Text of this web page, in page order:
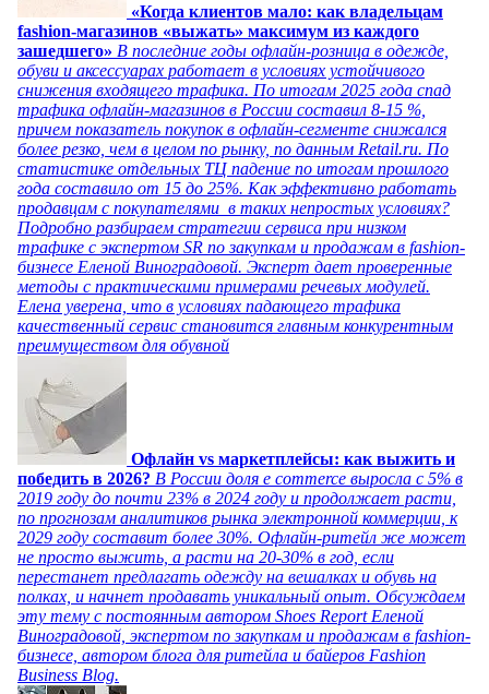
«Когда клиентов мало: как владельцам
fashion-магазинов «выжать» максимум из каждого
зашедшего» В последние годы офлайн-розница в одежде,
обуви и аксессуарах работает в условиях устойчивого
снижения входящего трафика. По итогам 2025 года спад
трафика офлайн-магазинов в России составил 8-15 %,
причем показатель покупок в офлайн-сегменте снижался
более резко, чем в целом по рынку, по данным Retail.ru. По
статистике отдельных ТЦ падение по итогам прошлого
года составило от 15 до 25%. Как эффективно работать
продавцам с покупателями в таких непростых условиях?
Подробно разбираем стратегии сервиса при низком
трафике с экспертом SR по закупкам и продажам в fashion-
бизнесе Еленой Виноградовой. Эксперт дает проверенные
методы с практическими примерами речевых модулей.
Елена уверена, что в условиях падающего трафика
качественный сервис становится главным конкурентным
преимуществом для обувной
Офлайн vs маркетплейсы: как выжить и
победить в 2026? В России доля e commerce выросла с 5% в
2019 году до почти 23% в 2024 году и продолжает расти,
по прогнозам аналитиков рынка электронной коммерции, к
2029 году составит более 30%. Офлайн-ритейл же может
не просто выжить, а расти на 20-30% в год, если
перестанет предлагать одежду на вешалках и обувь на
полках, и начнет продавать уникальный опыт. Обсуждаем
эту тему с постоянным автором Shoes Report Еленой
Виноградовой, экспертом по закупкам и продажам в fashion-
бизнесе, автором блога для ритейла и байеров Fashion
Business Blog.